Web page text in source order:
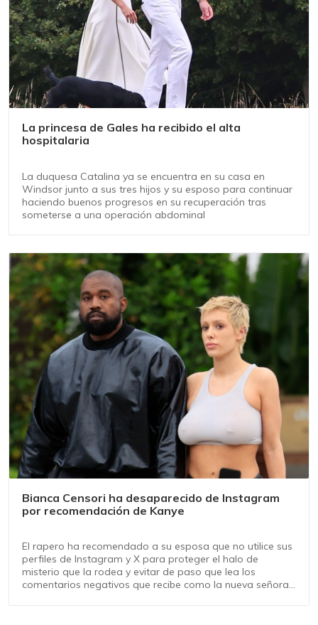
La princesa de Gales ha recibido el alta
hospitalaria
La duquesa Catalina ya se encuentra en su casa en
Windsor junto a sus tres hijos y su esposo para continuar
haciendo buenos progresos en su recuperación tras
someterse a una operación abdominal
Bianca Censori ha desaparecido de Instagram
por recomendación de Kanye
El rapero ha recomendado a su esposa que no utilice sus
perfiles de Instagram y X para proteger el halo de
misterio que la rodea y evitar de paso que lea los
comentarios negativos que recibe como la nueva señora